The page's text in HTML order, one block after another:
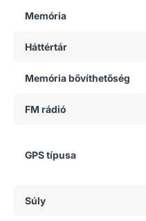
Memória
Háttértár
Memória bővíthetőség
FM rádió
GPS típusa
Súly